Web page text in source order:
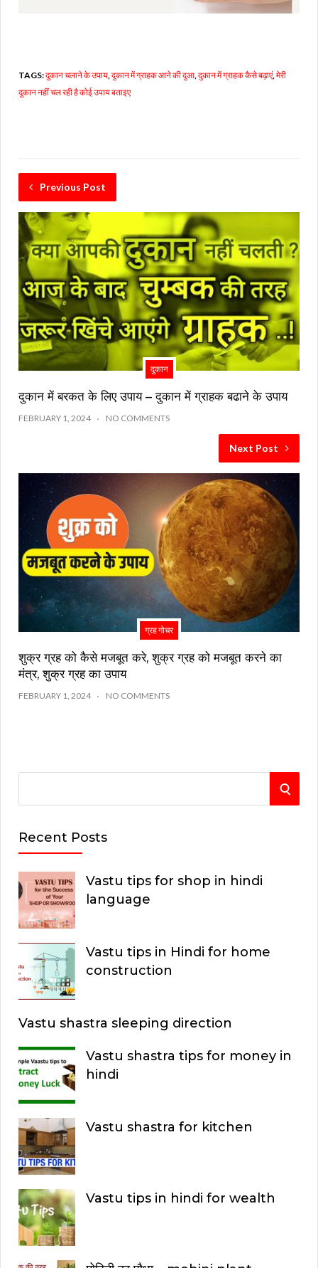
TAGS:दुकान चलाने के उपाय दुकान में ग्राहक आने की दुआ दुकान में ग्राहक कैसे बढ़ाएं, मेरी
दुकान नहीं चल रही है कोई उपाय बताइए
Previous Post
दुकान
दुकान में बरकत के लिए उपाय – दुकान में ग्राहक बढाने के उपाय
FEBRUARY 1, 2024 NO COMMENTS
Next Post
ग्रह गोचर
शुक्र ग्रह को कैसे मजबूत करे, शुक्र ग्रह को मजबूत करने का
मंत्र, शुक्र ग्रह का उपाय
FEBRUARY 1, 2024 NO COMMENTS
e
r
c
h
f
o
r
S
Recent Posts
Vastu tips for shop in hindi
language
Vastu tips in Hindi for home
construction
Vastu shastra sleeping direction
Vastu shastra tips for money in
hindi
Vastu shastra for kitchen
Vastu tips in hindi for wealth